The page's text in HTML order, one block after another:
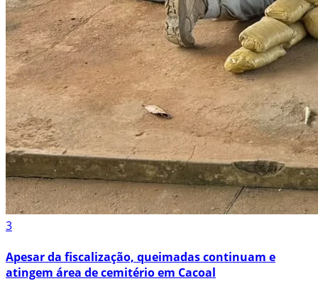
3
Apesar da fiscalização, queimadas continuam e
atingem área de cemitério em Cacoal